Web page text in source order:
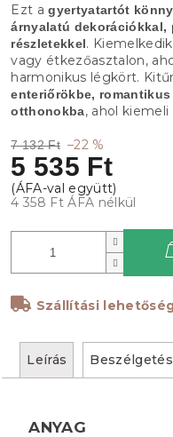
7 132 Ft –22 %
5 535 Ft
4 358 Ft ÁFA nélkül
Szállítási
Ezt agyertyatartót
árnyalatú dekorációkkal,
részletekkel.
vagy étkezőasztalon,
harmonikus légkört.
enteriőrökbe,
otthonokba, ahol
Leírás Beszélgetés
ANYAG